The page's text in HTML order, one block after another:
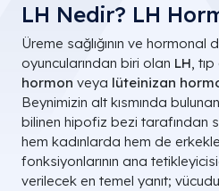
LH Nedir? LH
Üreme sağlığının ve hormonal
oyuncularından biri olan LH,
hormon veya lüteinizan
Beynimizin alt kısmında
bilinen hipofiz bezi tarafından
hem kadınlarda hem de
fonksiyonlarının ana
verilecek en temel yanıt;